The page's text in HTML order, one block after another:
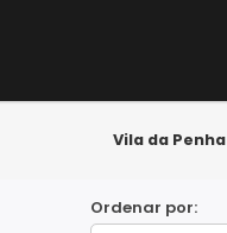
Vila da Penha
Ordenar por: